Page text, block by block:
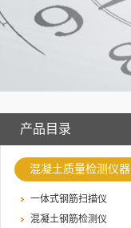
产品目录
混凝土质量检测仪器
一体式钢筋扫描仪
混凝土钢筋检测仪